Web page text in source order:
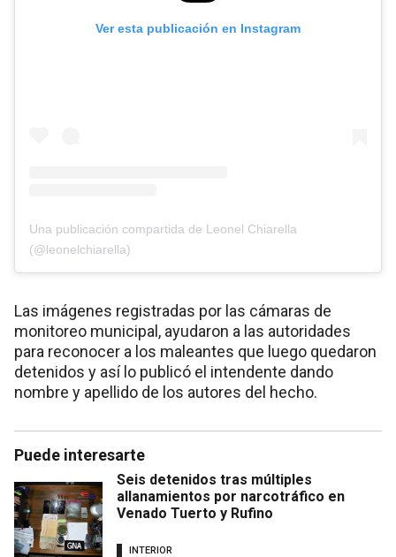
Ver esta publicación en Instagram
Una publicación compartida de Leonel Chiarella
(@leonelchiarella)
Las imágenes registradas por las cámaras de
monitoreo municipal, ayudaron a las autoridades
para reconocer a los maleantes que luego quedaron
detenidos y así lo publicó el intendente dando
nombre y apellido de los autores del hecho.
Puede interesarte
Seis detenidos tras múltiples
allanamientos por narcotráfico en
Venado Tuerto y Rufino
INTERIOR